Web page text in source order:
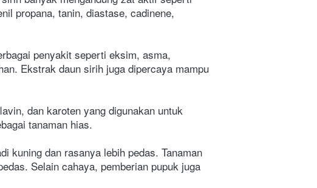
propana, tanin, diastase, cadinene,
penyakit seperti eksim, asma,
Ekstrak daun sirih juga dipercaya mampu
dan karoten yang digunakan untuk
tanaman hias.
kuning dan rasanya lebih pedas. Tanaman
Selain cahaya, pemberian pupuk juga